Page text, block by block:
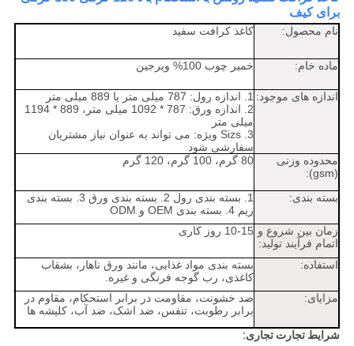
برای کیف
نام محصول: کاغذ کرافت سفید
ماده خام: خمیر چوب 100% ویرجین
اندازه های موجود: 1. اندازه رول: 787 میلی متر یا 889 میلی متر
2. اندازه ورق: 787 * 1092 میلی متر، 889 * 1194
میلی متر
3. Sizs ویژه: می تواند به عنوان نیاز مشتریان
سفارشی شود
محدوده وزنی
(gsm):
80 گرم، 100 گرم، 120 گرم
بسته بندی:
1. بسته بندی رول 2. بسته بندی ورق 3. بسته بندی
ریم 4. بسته بندی OEM و ODM
زمان بین شروع و
اتمام فرآیند تولید:
10-15 روز کاری
استفاده:
بسته بندی مواد غذایی، مانند ورق ناهار، بشقاب
کاغذی، رب گوجه فرنگی و غیره.
مزایای:
ضد خشونت، مقاومت در برابر استحکام، مقاوم در
برابر رطوبت، تنفس، ضد اشک، ضد آب، کلیشه ها
شرایط تجارت تجاری: